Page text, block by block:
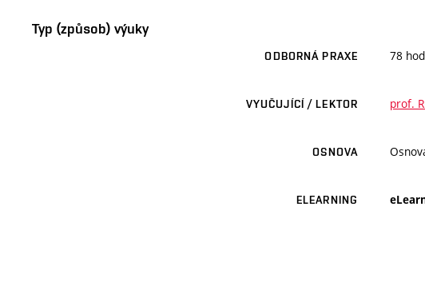
Typ (způsob) výuky
ODBORNÁ PRAXE 78
VYUČUJÍCÍ / LEKTOR prof.
OSNOVA
ELEARNING